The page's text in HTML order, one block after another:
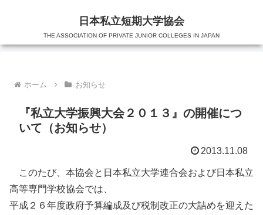
日本私立短期大学協会
THE ASSOCIATION OF PRIVATE JUNIOR COLLEGES IN JAPAN
ホーム お知らせ
『私立大学振興大会２０１３』の開催につ
いて（お知らせ）
2013.11.08
このたび、本協会と日本私立大学連合会および日本私立
高等専門学校協会では、
平成２６年度政府予算編成及び税制改正の大詰めを迎えた